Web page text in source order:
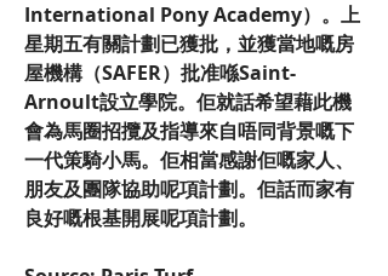
International Pony Academy）。上
星期五有關計劃已獲批，並獲當地嘅房
屋機構（SAFER）批准喺Saint-
Arnoult設立學院。佢就話希望藉此機
會為馬圈招攬及指導來自唔同背景嘅下
一代策騎小馬。佢相當感謝佢嘅家人、
朋友及團隊協助呢項計劃。佢話而家有
良好嘅根基開展呢項計劃。